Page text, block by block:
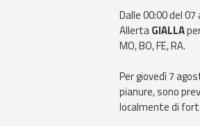
Dalle 00:00 del
AllertaGIALLA
MO, BO, FE, RA.
Per giovedì 7
pianure, sono
localmente di